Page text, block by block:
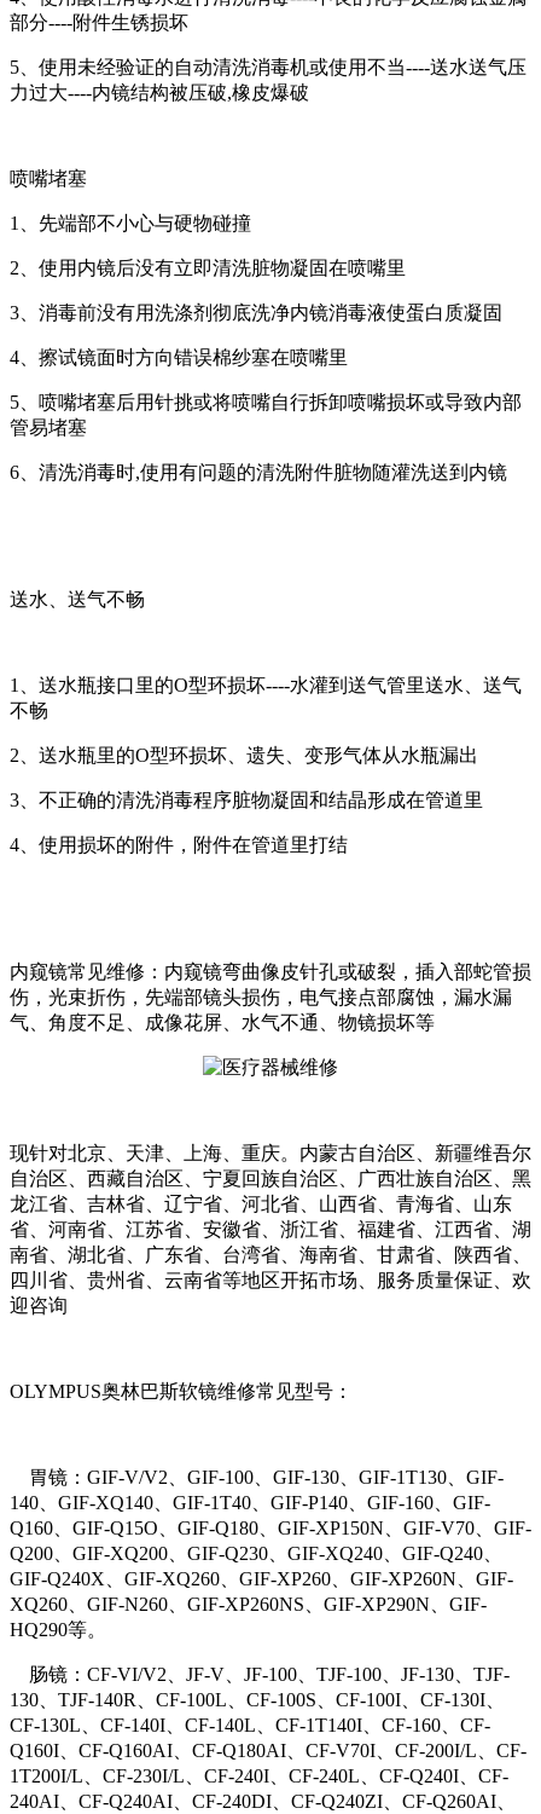
部分----附件生锈损坏
5、使用未经验证的自动清洗消毒机或使用不当----送水送气压
力过大----内镜结构被压破,橡皮爆破
喷嘴堵塞
1、先端部不小心与硬物碰撞
2、使用内镜后没有立即清洗脏物凝固在喷嘴里
3、消毒前没有用洗涤剂彻底洗净内镜消毒液使蛋白质凝固
4、擦试镜面时方向错误棉纱塞在喷嘴里
5、喷嘴堵塞后用针挑或将喷嘴自行拆卸喷嘴损坏或导致内部
管易堵塞
6、清洗消毒时,使用有问题的清洗附件脏物随灌洗送到内镜
送水、送气不畅
1、送水瓶接口里的O型环损坏----水灌到送气管里送水、送气
不畅
2、送水瓶里的O型环损坏、遗失、变形气体从水瓶漏出
3、不正确的清洗消毒程序脏物凝固和结晶形成在管道里
4、使用损坏的附件，附件在管道里打结
内窥镜常见维修：内窥镜弯曲像皮针孔或破裂，插入部蛇管损
伤，光束折伤，先端部镜头损伤，电气接点部腐蚀，漏水漏
气、角度不足、成像花屏、水气不通、物镜损坏等
现针对北京、天津、上海、重庆。内蒙古自治区、新疆维吾尔
自治区、西藏自治区、宁夏回族自治区、广西壮族自治区、黑
龙江省、吉林省、辽宁省、河北省、山西省、青海省、山东
省、河南省、江苏省、安徽省、浙江省、福建省、江西省、湖
南省、湖北省、广东省、台湾省、海南省、甘肃省、陕西省、
四川省、贵州省、云南省等地区开拓市场、服务质量保证、欢
迎咨询
OLYMPUS奥林巴斯软镜维修常见型号：
胃镜：GIF-V/V2、GIF-100、GIF-130、GIF-1T130、GIF-
140、GIF-XQ140、GIF-1T40、GIF-P140、GIF-160、GIF-
Q160、GIF-Q15O、GIF-Q180、GIF-XP150N、GIF-V70、GIF-
Q200、GIF-XQ200、GIF-Q230、GIF-XQ240、GIF-Q240、
GIF-Q240X、GIF-XQ260、GIF-XP260、GIF-XP260N、GIF-
XQ260、GIF-N260、GIF-XP260NS、GIF-XP290N、GIF-
HQ290等。
肠镜：CF-VI/V2、JF-V、JF-100、TJF-100、JF-130、TJF-
130、TJF-140R、CF-100L、CF-100S、CF-100I、CF-130I、
CF-130L、CF-140I、CF-140L、CF-1T140I、CF-160、CF-
Q160I、CF-Q160AI、CF-Q180AI、CF-V70I、CF-200I/L、CF-
1T200I/L、CF-230I/L、CF-240I、CF-240L、CF-Q240I、CF-
240AI、CF-Q240AI、CF-240DI、CF-Q240ZI、CF-Q260AI、